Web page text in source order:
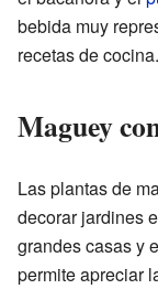
bebida muy
recetas de cocina.
Maguey
Las plantas de
decorar jardines
grandes casas y
permite apreciar